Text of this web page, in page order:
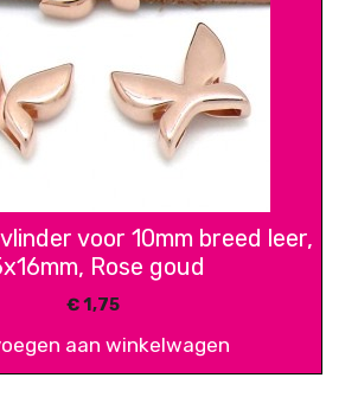
voor 10mm breed leer,
Rose goud
€1,75
aan winkelwagen